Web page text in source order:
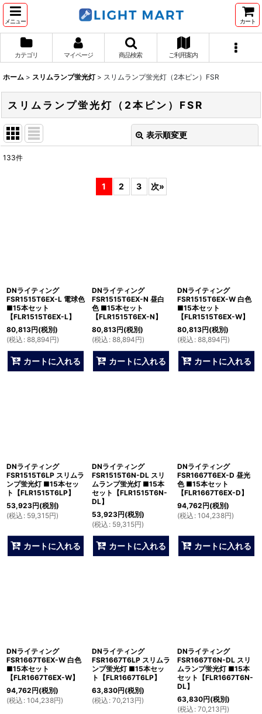
メニュー カート
カテゴリ マイページ 商品検索 ご利用案内
ホーム > スリムランプ蛍光灯 > スリムランプ蛍光灯（2本ピン）FSR
スリムランプ蛍光灯（2本ピン）FSR
表示順変更
133件
1 2 3 次»
DNライティング
FSR1515T6EX-L 電球色
■15本セット
【FLR1515T6EX-L】
80,813円(税別)
(税込 : 88,894円)
カートに入れる
DNライティング
FSR1515T6EX-N 昼白
色 ■15本セット
【FLR1515T6EX-N】
80,813円(税別)
(税込 : 88,894円)
カートに入れる
DNライティング
FSR1515T6EX-W 白色
■15本セット
【FLR1515T6EX-W】
80,813円(税別)
(税込 : 88,894円)
カートに入れる
DNライティング
FSR1515T6LP スリムラ
ンプ蛍光灯 ■15本セッ
ト【FLR1515T6LP】
53,923円(税別)
(税込 : 59,315円)
カートに入れる
DNライティング
FSR1515T6N-DL スリ
ムランプ蛍光灯 ■15本
セット【FLR1515T6N-
DL】
53,923円(税別)
(税込 : 59,315円)
カートに入れる
DNライティング
FSR1667T6EX-D 昼光
色 ■15本セット
【FLR1667T6EX-D】
94,762円(税別)
(税込 : 104,238円)
カートに入れる
DNライティング
FSR1667T6EX-W 白色
■15本セット
【FLR1667T6EX-W】
94,762円(税別)
(税込 : 104,238円)
DNライティング
FSR1667T6LP スリムラ
ンプ蛍光灯 ■15本セッ
ト【FLR1667T6LP】
63,830円(税別)
(税込 : 70,213円)
DNライティング
FSR1667T6N-DL スリ
ムランプ蛍光灯 ■15本
セット【FLR1667T6N-
DL】
63,830円(税別)
(税込 : 70,213円)